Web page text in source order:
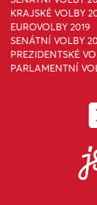
KRAJSKÉ VOLBY
EUROVOLBY 2019
SENÁTNÍ VOLBY
PREZIDENTSKÉ
PARLAMENTNÍ